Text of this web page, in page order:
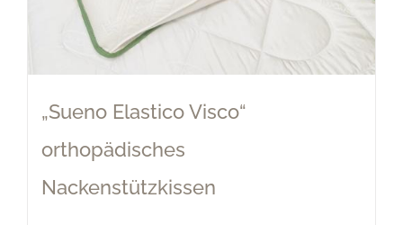
„Sueno Elastico Visco“
orthopädisches
Nackenstützkissen